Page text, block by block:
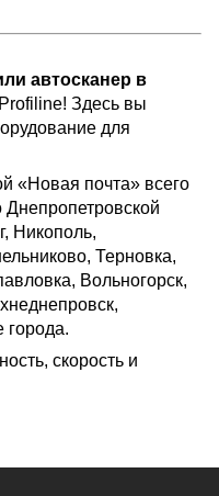
автосканер в
Здесь вы
для
«Новая почта» всего
Днепропетровской
Никополь,
Терновка,
Вольногорск,
города.
скорость и